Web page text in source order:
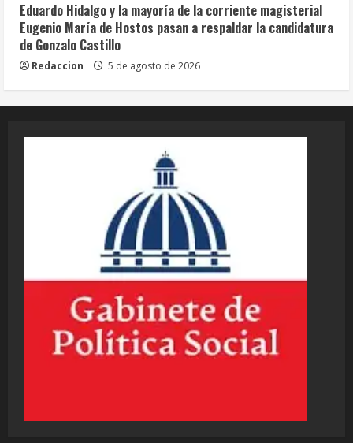
Eduardo Hidalgo y la mayoría de la corriente magisterial
Eugenio María de Hostos pasan a respaldar la candidatura
de Gonzalo Castillo
Redaccion 5 de agosto de 2026